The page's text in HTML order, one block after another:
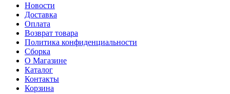
Новости
Доставка
Оплата
Возврат товара
Политика конфиденциальности
Сборка
О Магазине
Каталог
Контакты
Корзина